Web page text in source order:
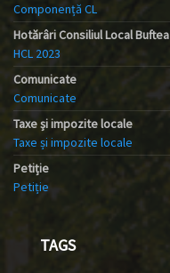
Componență CL
Hotărâri Consiliul Local Buftea
HCL 2023
Comunicate
Comunicate
Taxe și impozite locale
Taxe și impozite locale
Petiție
Petiție
TAGS